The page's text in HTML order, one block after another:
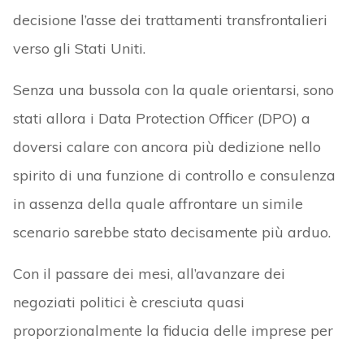
decisione l’asse dei trattamenti transfrontalieri
verso gli Stati Uniti.
Senza una bussola con la quale orientarsi, sono
stati allora i Data Protection Officer (DPO) a
doversi calare con ancora più dedizione nello
spirito di una funzione di controllo e consulenza
in assenza della quale affrontare un simile
scenario sarebbe stato decisamente più arduo.
Con il passare dei mesi, all’avanzare dei
negoziati politici è cresciuta quasi
proporzionalmente la fiducia delle imprese per